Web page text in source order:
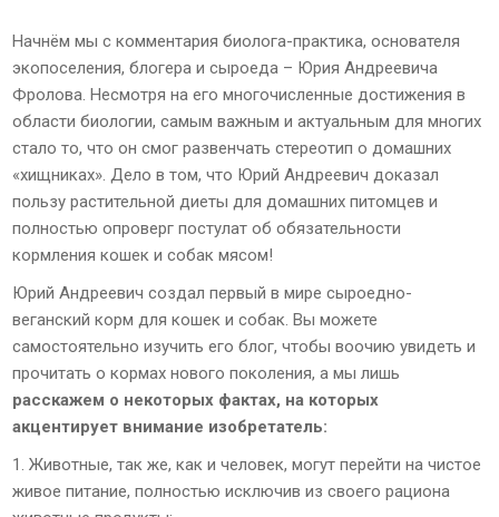
Начнём мы с комментария биолога-практика, основателя
экопоселения, блогера и сыроеда – Юрия Андреевича
Фролова. Несмотря на его многочисленные достижения в
области биологии, самым важным и актуальным для многих
стало то, что он смог развенчать стереотип о домашних
«хищниках». Дело в том, что Юрий Андреевич доказал
пользу растительной диеты для домашних питомцев и
полностью опроверг постулат об обязательности
кормления кошек и собак мясом!
Юрий Андреевич создал первый в мире сыроедно-
веганский корм для кошек и собак. Вы можете
самостоятельно изучить его блог, чтобы воочию увидеть и
прочитать о кормах нового поколения, а мы лишь
расскажем о некоторых фактах, на которых
акцентирует внимание изобретатель:
1. Животные, так же, как и человек, могут перейти на чистое
живое питание, полностью исключив из своего рациона